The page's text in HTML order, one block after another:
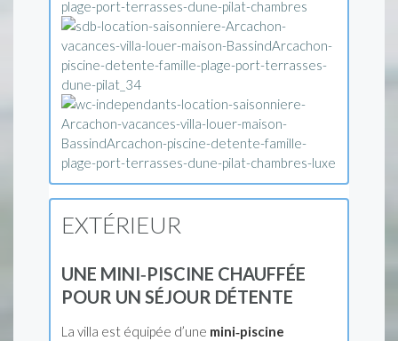
EXTÉRIEUR
UNE MINI‑PISCINE CHAUFFÉE
POUR UN SÉJOUR DÉTENTE
La villa est équipée d’une mini‑piscine